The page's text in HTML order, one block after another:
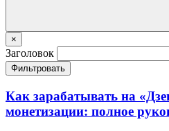
×
Заголовок
Фильтровать
Как зарабатывать на
монетизации: полное